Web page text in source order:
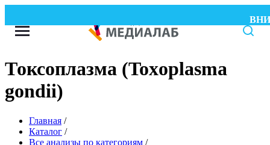
Токсоплазма (Toxoplasma
gondii)
Главная /
Каталог /
Все анализы по категориям /